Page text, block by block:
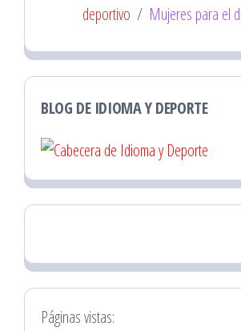
deportivo / Mujeres para el
BLOG DE IDIOMA Y DEPORTE
Páginas vistas: